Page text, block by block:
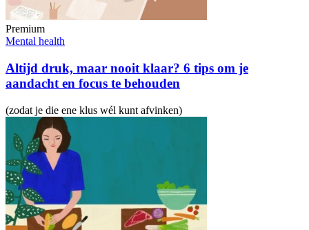
Premium
Mental health
Altijd druk, maar nooit klaar? 6 tips om je
aandacht en focus te behouden
(zodat je die ene klus wél kunt afvinken)